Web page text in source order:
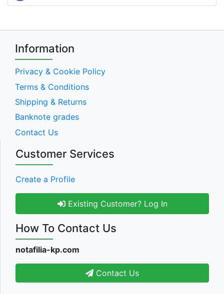
Information
Privacy & Cookie Policy
Terms & Conditions
Shipping & Returns
Banknote grades
Contact Us
Customer Services
Create a Profile
Existing Customer? Log In
How To Contact Us
notafilia-kp.com
Contact Us